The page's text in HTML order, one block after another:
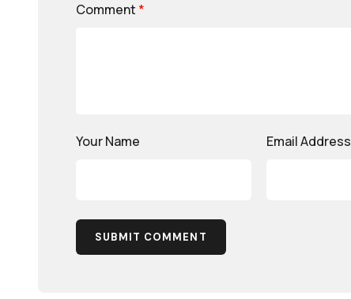
Comment *
Your Name Email Address
SUBMIT COMMENT